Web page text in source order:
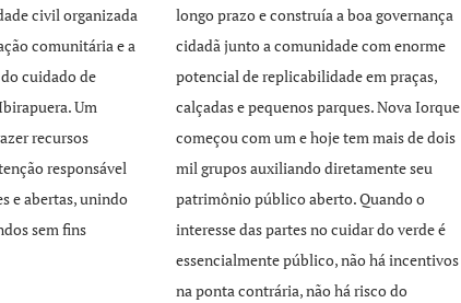
civil organizada
comunitária e a
cuidado de
Um
recursos
responsável
e abertas, unindo
sem fins
longo prazo e construía a boa governança
cidadã junto a comunidade com enorme
potencial de replicabilidade em praças,
calçadas e pequenos parques. Nova Iorque
começou com um e hoje tem mais de dois
mil grupos auxiliando diretamente seu
patrimônio público aberto. Quando o
interesse das partes no cuidar do verde é
essencialmente público, não há incentivos
na ponta contrária, não há risco do